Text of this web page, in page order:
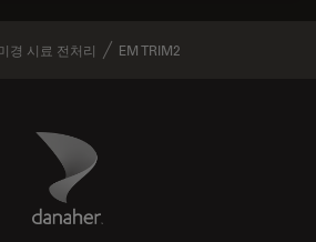
경 시료 전처리 EM TRIM2
Danaher Logo